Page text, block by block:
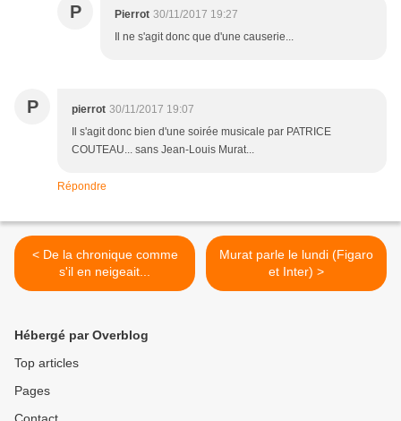
P Pierrot 30/11/2017 19:27
Il ne s'agit donc que d'une causerie...
P pierrot 30/11/2017 19:07
Il s'agit donc bien d'une soirée musicale par PATRICE
COUTEAU... sans Jean-Louis Murat...
Répondre
< De la chronique comme
s'il en neigeait...
Murat parle le lundi (Figaro
et Inter) >
Hébergé par Overblog
Top articles
Pages